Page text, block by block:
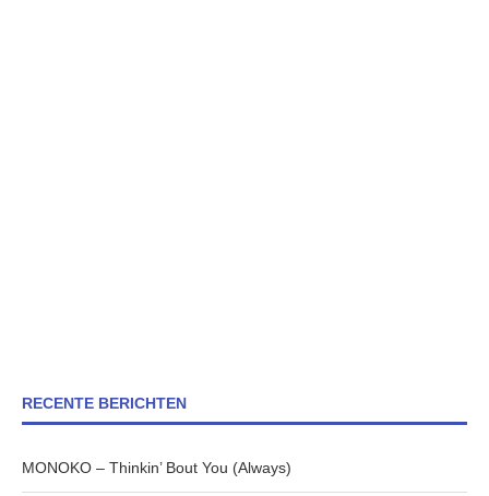
RECENTE BERICHTEN
MONOKO – Thinkin’ Bout You (Always)